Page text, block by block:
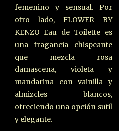
femenino y sensual. Por
otro lado, FLOWER BY
KENZO Eau de Toilette es
una fragancia chispeante
que mezcla rosa
damascena, violeta y
mandarina con vainilla y
almizcles blancos,
ofreciendo una opción sutil
y elegante.